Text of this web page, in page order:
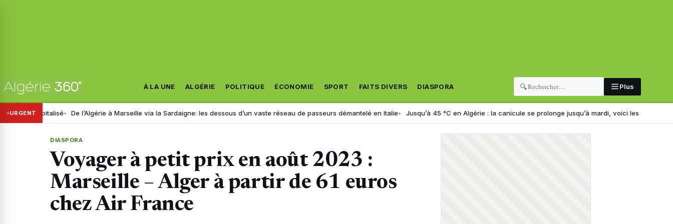
À LA UNE ALGÉRIE POLITIQUE ÉCONOMIE SPORT FAITS DIVERS DIASPORA 🔍 Plus
URGENTDe l’Algérie à Marseille via la Sardaigne: les dessous d’un vaste réseau de passeurs démantelé en Italie Jusqu’à 45 °C en Algérie : la canicule se prolonge jusqu’à mardi, voici les wilayas concernées
DIASPORA
Voyager à petit prix en août 2023 :
Marseille – Alger à partir de 61 euros
chez Air France